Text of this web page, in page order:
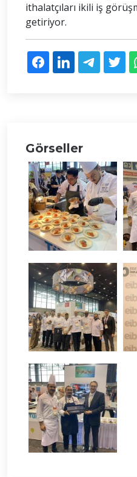
ithalatçıları ikili iş
getiriyor.
Görseller